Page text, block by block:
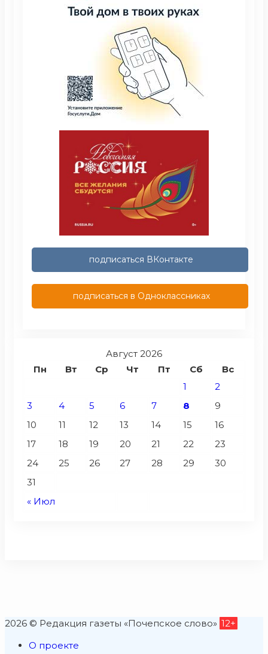
подписаться ВКонтакте
подписаться в Одноклассниках
Август 2026
Пн
Вт Ср Чт Пт Сб Вс
« Июл
1
2
3
4 5 6 7 8
9
10
11 12 13 14 15
16
17
18 19 20 21 22
23
24
25 26 27 28 29
30
31
2026 © Редакция газеты «Почепское слово» 12+
О проекте